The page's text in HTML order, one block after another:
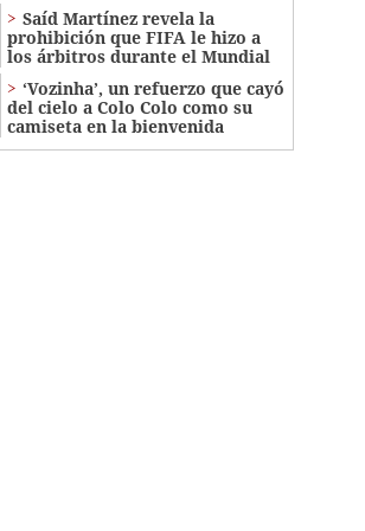
Saíd Martínez revela la
prohibición que FIFA le hizo a
los árbitros durante el Mundial
‘Vozinha’, un refuerzo que cayó
del cielo a Colo Colo como su
camiseta en la bienvenida